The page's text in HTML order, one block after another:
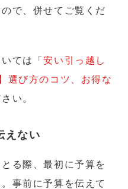
で、併せてご覧くだ
ては「安い引っ越し
選び方のコツ、お得な
い。
えない
る際、最初に予算を
事前に予算を伝えて